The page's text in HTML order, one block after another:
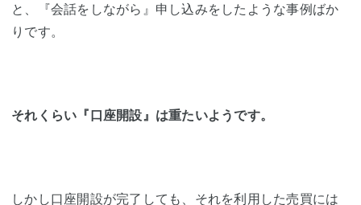
と、『会話をしながら』申し込みをしたような事例ばか
りです。
それくらい『口座開設』は重たいようです。
しかし口座開設が完了しても、それを利用した売買には